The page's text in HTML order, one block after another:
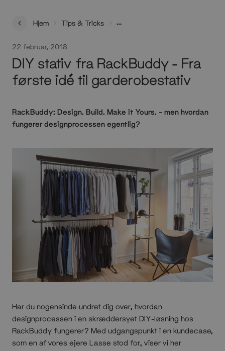
Hjem
Tips & Tricks
garderobestativ
22 februar, 2018
DIY stativ fra RackBuddy - Fra
første idé til garderobestativ
RackBuddy: Design. Build. Make it Yours. - men hvordan
fungerer designprocessen egentlig?
Har du nogensinde undret dig over, hvordan
designprocessen i en skræddersyet DIY-løsning hos
RackBuddy fungerer? Med udgangspunkt i en kundecase,
som en af vores ejere Lasse stod for, viser vi her